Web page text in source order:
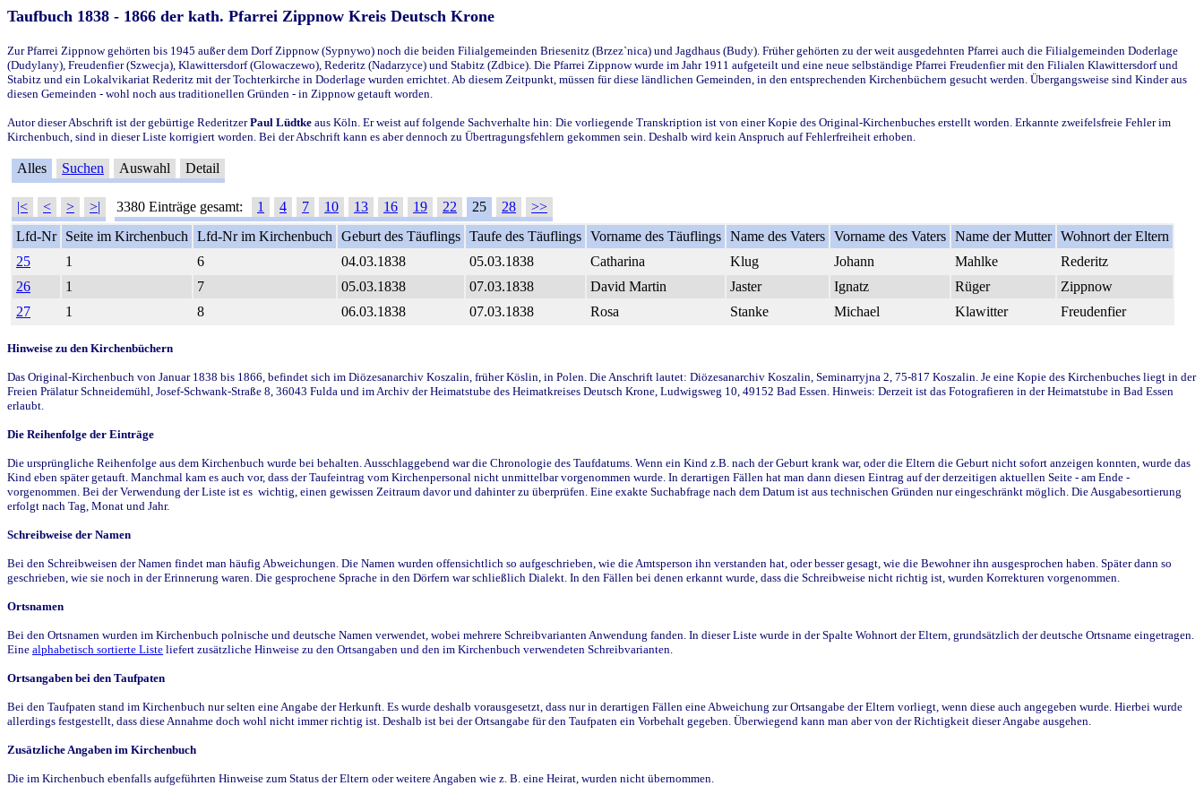
Taufbuch 1838 - 1866 der kath. Pfarrei Zippnow Kreis Deutsch Krone
Zur Pfarrei Zippnow gehörten bis 1945 außer dem Dorf Zippnow (Sypnywo) noch die beiden Filialgemeinden Briesenitz (Brzez`nica) und Jagdhaus (Budy). Früher gehörten zu der weit ausgedehnten Pfarrei auch die Filialgemeinden Doderlage
(Dudylany), Freudenfier (Szwecja), Klawittersdorf (Glowaczewo), Rederitz (Nadarzyce) und Stabitz (Zdbice). Die Pfarrei Zippnow wurde im Jahr 1911 aufgeteilt und eine neue selbständige Pfarrei Freudenfier mit den Filialen Klawittersdorf und
Stabitz und ein Lokalvikariat Rederitz mit der Tochterkirche in Doderlage wurden errichtet. Ab diesem Zeitpunkt, müssen für diese ländlichen Gemeinden, in den entsprechenden Kirchenbüchern gesucht werden. Übergangsweise sind Kinder aus
diesen Gemeinden - wohl noch aus traditionellen Gründen - in Zippnow getauft worden.
Autor dieser Abschrift ist der gebürtige RederitzerPaul Lüdtke aus Köln. Er weist auf folgende Sachverhalte hin: Die vorliegende Transkription ist von einer Kopie des Original-Kirchenbuches erstellt worden. Erkannte zweifelsfreie Fehler im
Kirchenbuch, sind in dieser Liste korrigiert worden. Bei der Abschrift kann es aber dennoch zu Übertragungsfehlern gekommen sein. Deshalb wird kein Anspruch auf Fehlerfreiheit erhoben.
Alles Suchen Auswahl Detail
|< < > >| 3380 Einträge gesamt: 1 4 7 10 13 16 19 22 25 28
>>
Lfd-Nr
Seite im Kirchenbuch Lfd-Nr im Kirchenbuch Geburt des Täuflings Taufe des Täuflings Vorname des Täuflings Name des Vaters Vorname des Vaters Name der Mutter Wohnort der Eltern
25
1 6 04.03.1838 05.03.1838 Catharina Klug Johann Mahlke
Rederitz
26
1 7 05.03.1838 07.03.1838 David Martin Jaster Ignatz Rüger
Zippnow
27
1 8 06.03.1838 07.03.1838 Rosa Stanke Michael Klawitter Freudenfier
Hinweise zu den Kirchenbüchern
Das Original-Kirchenbuch von Januar 1838 bis 1866, befindet sich im Diözesanarchiv Koszalin, früher Köslin, in Polen. Die Anschrift lautet: Diözesanarchiv Koszalin, Seminarryjna 2, 75-817 Koszalin. Je eine Kopie des Kirchenbuches liegt in der
Freien Prälatur Schneidemühl, Josef-Schwank-Straße 8, 36043 Fulda und im Archiv der Heimatstube des Heimatkreises Deutsch Krone, Ludwigsweg 10, 49152 Bad Essen. Hinweis: Derzeit ist das Fotografieren in der Heimatstube in Bad Essen
erlaubt.
Die Reihenfolge der Einträge
Die ursprüngliche Reihenfolge aus dem Kirchenbuch wurde bei behalten. Ausschlaggebend war die Chronologie des Taufdatums. Wenn ein Kind z.B. nach der Geburt krank war, oder die Eltern die Geburt nicht sofort anzeigen konnten, wurde das
Kind eben später getauft. Manchmal kam es auch vor, dass der Taufeintrag vom Kirchenpersonal nicht unmittelbar vorgenommen wurde. In derartigen Fällen hat man dann diesen Eintrag auf der derzeitigen aktuellen Seite - am Ende -
vorgenommen. Bei der Verwendung der Liste ist es wichtig, einen gewissen Zeitraum davor und dahinter zu überprüfen. Eine exakte Suchabfrage nach dem Datum ist aus technischen Gründen nur eingeschränkt möglich. Die Ausgabesortierung
erfolgt nach Tag, Monat und Jahr.
Schreibweise der Namen
Bei den Schreibweisen der Namen findet man häufig Abweichungen. Die Namen wurden offensichtlich so aufgeschrieben, wie die Amtsperson ihn verstanden hat, oder besser gesagt, wie die Bewohner ihn ausgesprochen haben. Später dann so
geschrieben, wie sie noch in der Erinnerung waren. Die gesprochene Sprache in den Dörfern war schließlich Dialekt. In den Fällen bei denen erkannt wurde, dass die Schreibweise nicht richtig ist, wurden Korrekturen vorgenommen.
Ortsnamen
Bei den Ortsnamen wurden im Kirchenbuch polnische und deutsche Namen verwendet, wobei mehrere Schreibvarianten Anwendung fanden. In dieser Liste wurde in der Spalte Wohnort der Eltern, grundsätzlich der deutsche Ortsname eingetragen.
Eine alphabetisch sortierte Liste liefert zusätzliche Hinweise zu den Ortsangaben und den im Kirchenbuch verwendeten Schreibvarianten.
Ortsangaben bei den Taufpaten
Bei den Taufpaten stand im Kirchenbuch nur selten eine Angabe der Herkunft. Es wurde deshalb vorausgesetzt, dass nur in derartigen Fällen eine Abweichung zur Ortsangabe der Eltern vorliegt, wenn diese auch angegeben wurde. Hierbei wurde
allerdings festgestellt, dass diese Annahme doch wohl nicht immer richtig ist. Deshalb ist bei der Ortsangabe für den Taufpaten ein Vorbehalt gegeben. Überwiegend kann man aber von der Richtigkeit dieser Angabe ausgehen.
Zusätzliche Angaben im Kirchenbuch
Die im Kirchenbuch ebenfalls aufgeführten Hinweise zum Status der Eltern oder weitere Angaben wie z. B. eine Heirat, wurden nicht übernommen.